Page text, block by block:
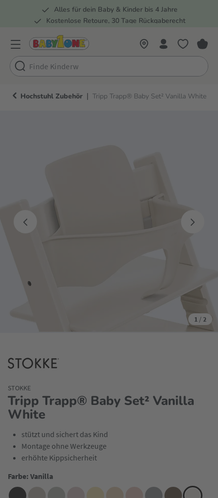
Zur Hauptnavigation springen
Alles für dein Baby & Kinder bis 4 Jahre
Kostenlose Retoure, 30 Tage Rückgaberecht
Hochstuhl Zubehör | Tripp Trapp® Baby Set² Vanilla White
1 / 2
Tripp Trapp® Baby Set² Vanilla
White
STOKKE
stützt und sichert das Kind
Montage ohne Werkzeuge
erhöhte Kippsicherheit
Farbe: Vanilla